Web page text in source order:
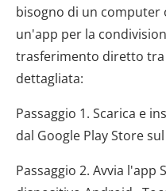
bisogno di un computer
un'app per la
trasferimento diretto tra
dettagliata:
Passaggio 1. Scarica e
dal Google Play Store
Passaggio 2. Avvia l'app